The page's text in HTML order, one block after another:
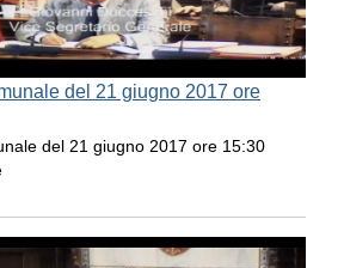
del 21 giugno 2017 ore
del 21 giugno 2017 ore 15:30